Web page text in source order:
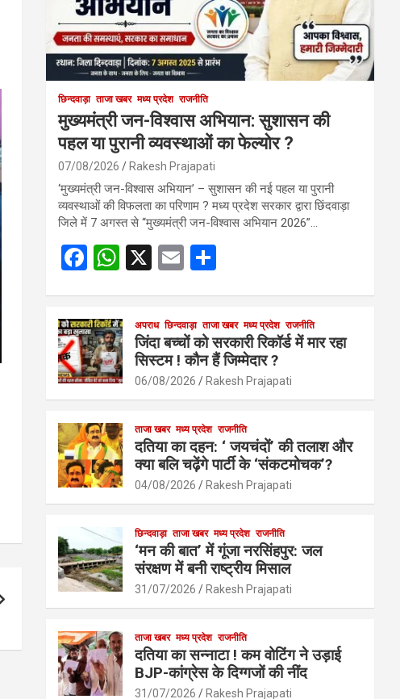
छिन्दवाड़ा ताजा खबर मध्य प्रदेश राजनीति
मुख्यमंत्री जन-विश्वास अभियान: सुशासन की
पहल या पुरानी व्यवस्थाओं का फेल्योर ?
07/08/2026 Rakesh Prajapati
‘मुख्यमंत्री जन-विश्वास अभियान’ – सुशासन की नई पहल या पुरानी
व्यवस्थाओं की विफलता का परिणाम ? मध्य प्रदेश सरकार द्वारा छिंदवाड़ा
जिले में 7 अगस्त से “मुख्यमंत्री जन-विश्वास अभियान 2026”…
F
b
o
o
W
s
A
p
X
E
e
अपराध छिन्दवाड़ा ताजा खबर मध्य प्रदेश राजनीति
जिंदा बच्चों को सरकारी रिकॉर्ड में मार रहा
सिस्टम ! कौन हैं जिम्मेदार ?
06/08/2026 Rakesh Prajapati
ताजा खबर मध्य प्रदेश राजनीति
दतिया का दहन: ‘ जयचंदों’ की तलाश और
क्या बलि चढ़ेंगे पार्टी के ‘संकटमोचक’?
04/08/2026 Rakesh Prajapati
छिन्दवाड़ा ताजा खबर मध्य प्रदेश राजनीति
‘मन की बात’ में गूंजा नरसिंहपुर: जल
संरक्षण में बनी राष्ट्रीय मिसाल
31/07/2026 Rakesh Prajapati
ताजा खबर मध्य प्रदेश राजनीति
दतिया का सन्नाटा ! कम वोटिंग ने उड़ाई
BJP-कांग्रेस के दिग्गजों की नींद
31/07/2026 Rakesh Prajapati